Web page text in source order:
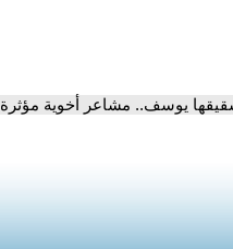
يوسف.. مشاعر أخوية مؤثرة